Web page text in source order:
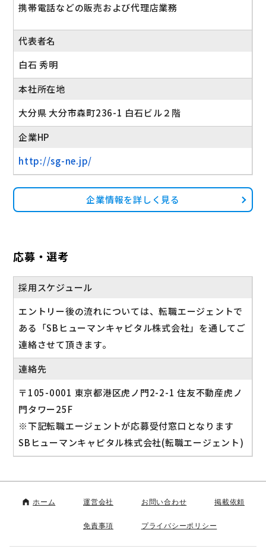
携帯電話などの販売および代理店業務
代表者名
白石 秀明
本社所在地
大分県 大分市森町236-1 白石ビル２階
企業HP
http://sg-ne.jp/
企業情報を詳しく見る
応募・選考
採用スケジュール
エントリー後の流れについては、転職エージェントで
ある「SBヒューマンキャピタル株式会社」を通してご
連絡させて頂きます。
連絡先
〒105-0001 東京都港区虎ノ門2-2-1 住友不動産虎ノ
門タワー25F
※下記転職エージェントが応募受付窓口となります
SBヒューマンキャピタル株式会社(転職エージェント)
ホーム 運営会社 お問い合わせ 掲載依頼
免責事項 プライバシーポリシー